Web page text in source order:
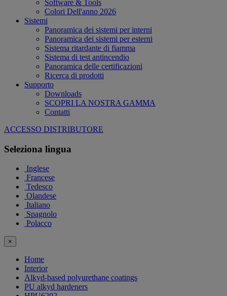
Software & Tools
Colori Dell'anno 2026
Sistemi
Panoramica dei sistemi per interni
Panoramica dei sistemi per esterni
Sistema ritardante di fiamma
Sistema di test antincendio
Panoramica delle certificazioni
Ricerca di prodotti
Supporto
Downloads
SCOPRI LA NOSTRA GAMMA
Contatti
ACCESSO DISTRIBUTORE
Seleziona lingua
Inglese
Francese
Tedesco
Olandese
Italiano
Spagnolo
Polacco
×
Home
Interior
Alkyd-based polyurethane coatings
PU alkyd hardeners